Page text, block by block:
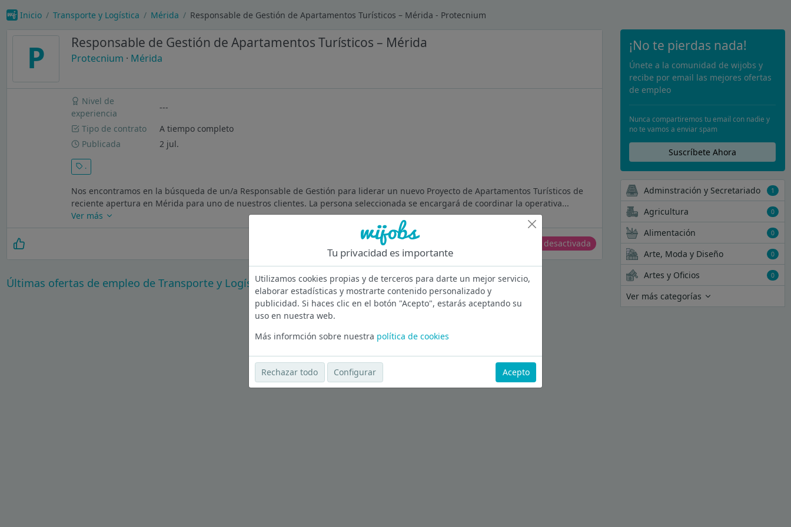
Inicio Transporte y Logística Mérida Responsable de Gestión de Apartamentos Turísticos – Mérida - Protecnium
P Responsable de Gestión de Apartamentos Turísticos – Mérida
Protecnium · Mérida
Nivel de
experiencia
---
Tipo de contrato
A tiempo completo
Publicada
2 jul.
.
Nos encontramos en la búsqueda de un/a Responsable de Gestión para liderar un nuevo Proyecto de Apartamentos Turísticos de
reciente apertura en Mérida para uno de nuestros clientes. La persona seleccionada se encargará de coordinar la operativa...
Ver más
Oferta desactivada
Últimas ofertas de empleo de Transporte y Logística en Badajoz
Ver más ofertas
¡No te pierdas nada!
Únete a la comunidad de wijobs y
recibe por email las mejores ofertas
de empleo
Nunca compartiremos tu email con nadie y
no te vamos a enviar spam
Suscríbete Ahora
Adminstración y Secretariado 1
Agricultura 0
Alimentación 0
Arte, Moda y Diseño 0
Artes y Oficios 0
Ver más categorías
Tu privacidad es importante
Utilizamos cookies propias y de terceros para darte un mejor servicio,
elaborar estadísticas y mostrarte contenido personalizado y
publicidad. Si haces clic en el botón "Acepto", estarás aceptando su
uso en nuestra web.
Más informción sobre nuestra política de cookies
Rechazar todo Configurar Acepto